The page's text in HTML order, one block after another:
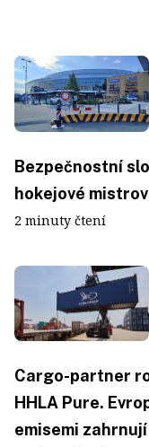
Bezpečnostní
hokejové
2 minuty čtení
Cargo-partner
HHLA Pure.
emisemi